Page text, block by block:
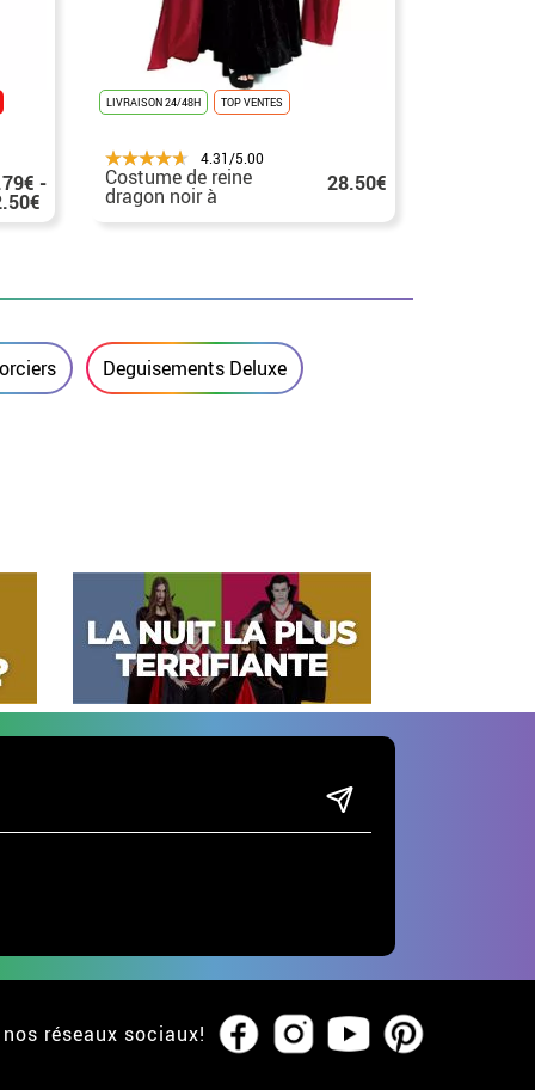
-
LIVRAISON 24/48H TOP VENTES
4.31/5.00
Costume de reine
dragon noir à
manches rouges pour
28.50€
Deguisements Deluxe
réseaux sociaux!